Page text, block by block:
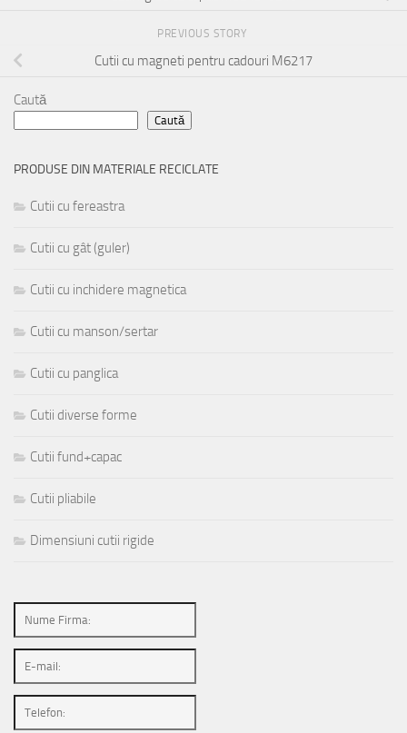
PREVIOUS STORY
Cutii cu magneti pentru cadouri M6217
Caută
Caută
PRODUSE DIN MATERIALE RECICLATE
Cutii cu fereastra
Cutii cu gât (guler)
Cutii cu inchidere magnetica
Cutii cu manson/sertar
Cutii cu panglica
Cutii diverse forme
Cutii fund+capac
Cutii pliabile
Dimensiuni cutii rigide